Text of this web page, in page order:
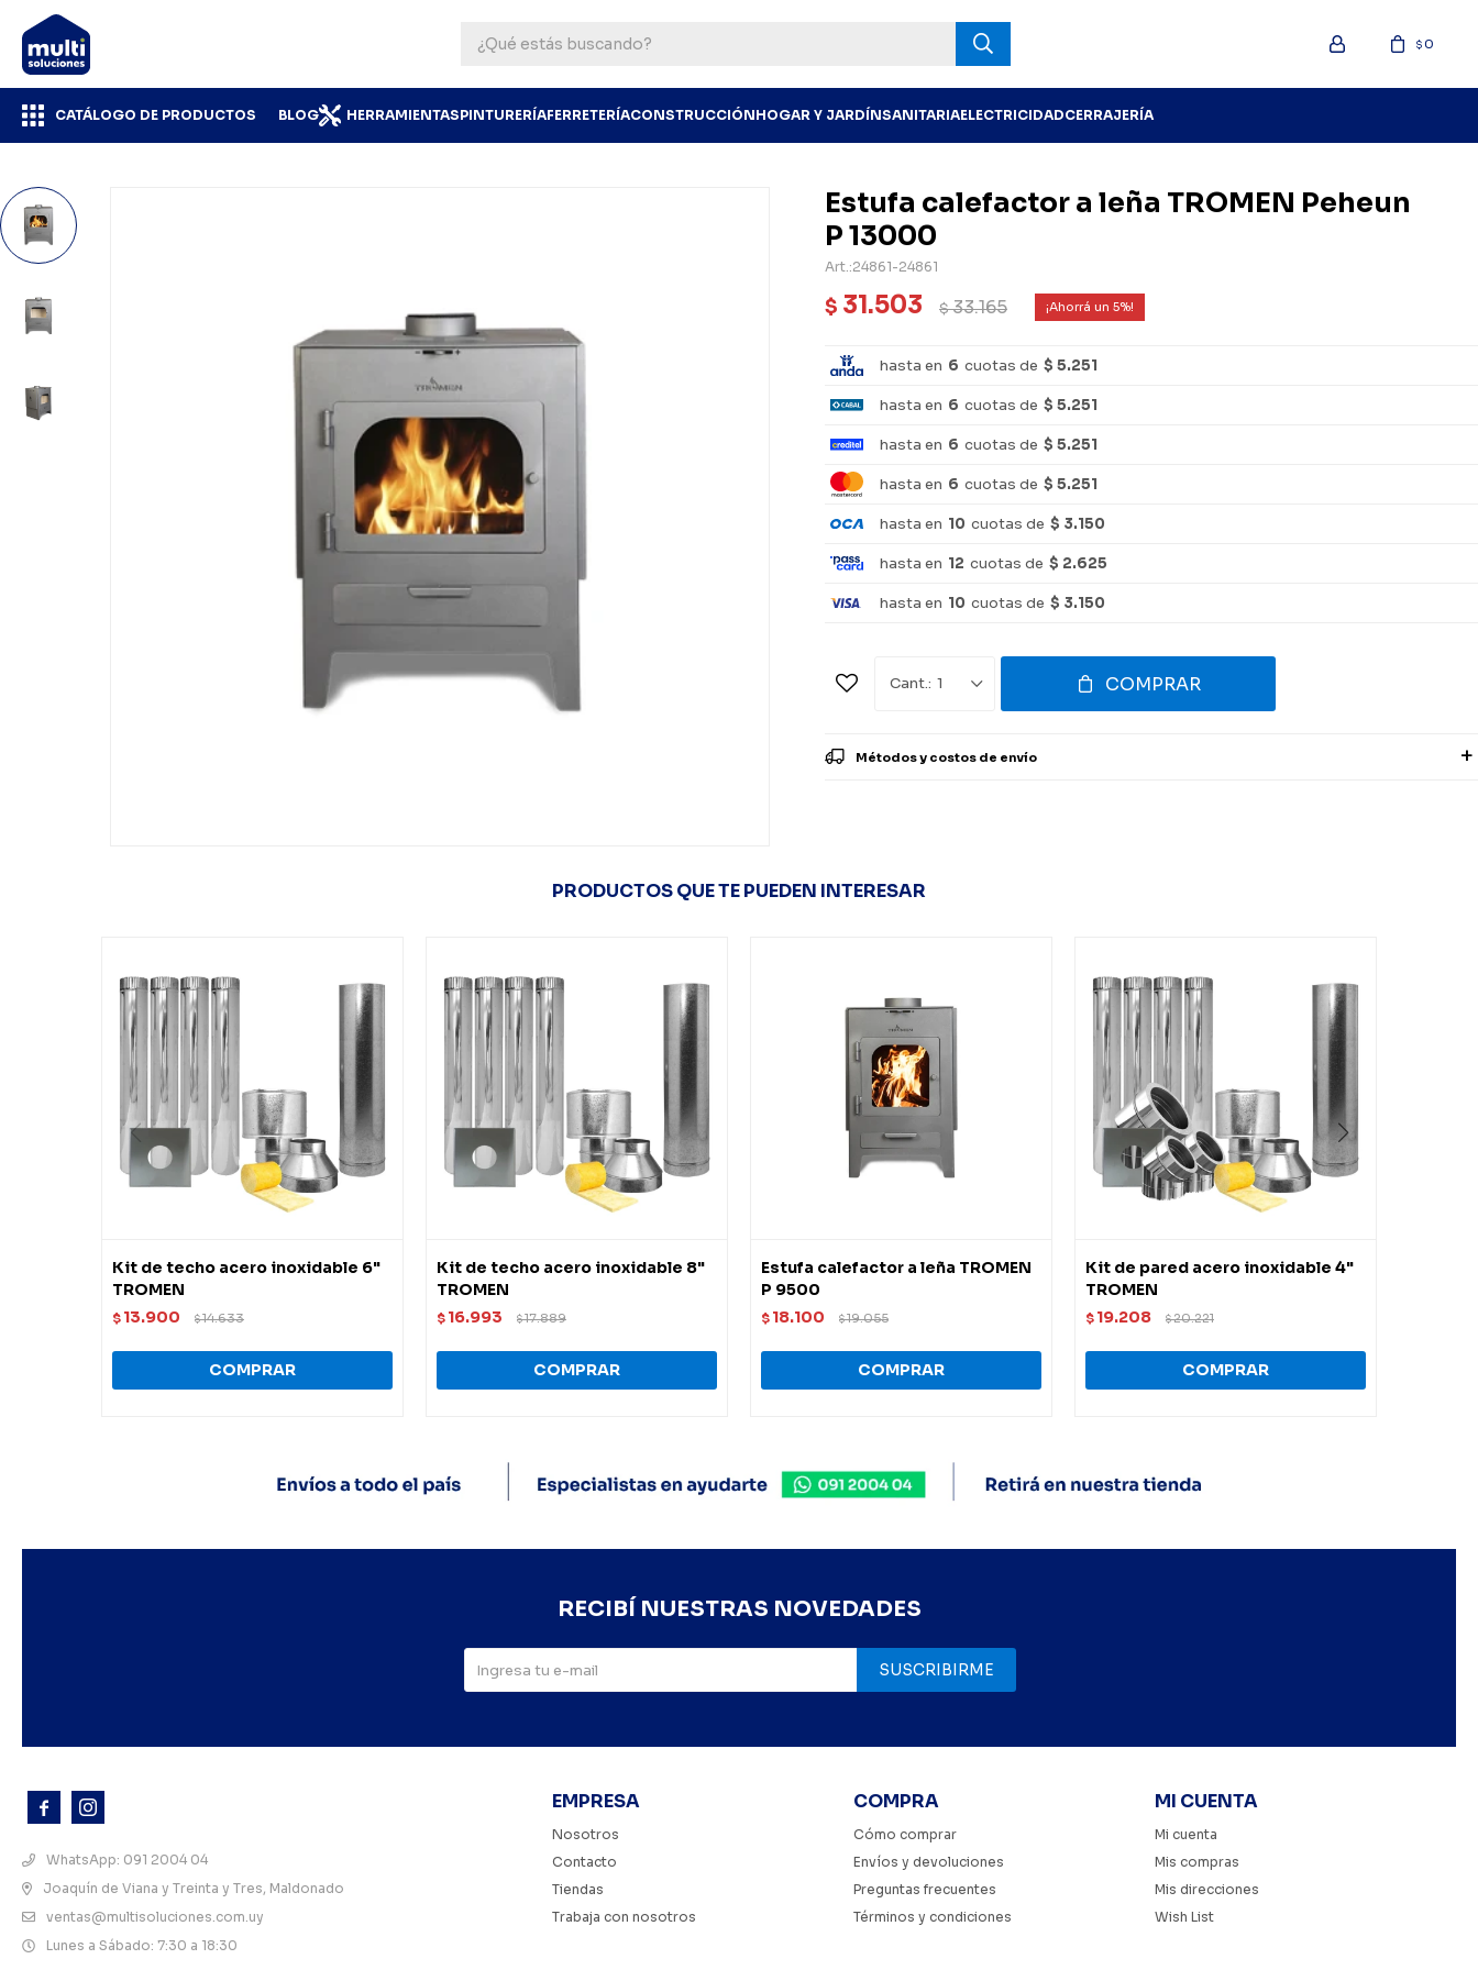
CATÁLOGO DE PRODUCTOS BLOG HERRAMIENTASPINTURERÍAFERRETERÍACONSTRUCCIÓNHOGAR Y JARDÍNSANITARIAELECTRICIDADCERRAJERÍA
$0
Estufa calefactor a leña TROMEN Peheun
P 13000
24861-24861
$ 31.503 $33.165 5
hasta en 6 cuotas de $ 5.251
hasta en 6 cuotas de $ 5.251
hasta en 6 cuotas de $ 5.251
hasta en 6 cuotas de $ 5.251
hasta en 10 cuotas de $ 3.150
hasta en 12 cuotas de $ 2.625
hasta en 10 cuotas de $ 3.150
1 COMPRAR
Métodos y costos de envío
PRODUCTOS QUE TE PUEDEN INTERESAR
Kit de techo acero inoxidable 6"
TROMEN
$ 13.900 $14.633
Kit de techo acero inoxidable 8"
TROMEN
$ 16.993 $17.889
Estufa calefactor a leña TROMEN
P 9500
$ 18.100 $19.055
Kit de pared acero inoxidable 4"
TROMEN
$ 19.208 $20.221
 
WhatsApp: 091 2004 04
Joaquín de Viana y Treinta y Tres, Maldonado
ventas@multisoluciones.com.uy
Lunes a Sábado: 7:30 a 18:30
EMPRESA
Nosotros
Contacto
Tiendas
Trabaja con nosotros
COMPRA
Cómo comprar
Envíos y devoluciones
Preguntas frecuentes
Términos y condiciones
MI CUENTA
Mi cuenta
Mis compras
Mis direcciones
Wish List
RECIBÍ NUESTRAS NOVEDADES
SUSCRIBIRME